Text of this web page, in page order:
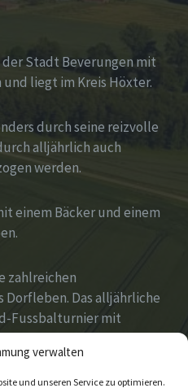
verwalten
und unseren Service zu optimieren.
Stadt Beverungen mit
und liegt im Kreis Höxter.
durch seine reizvolle
alljährlich auch
werden.
einem Bäcker und einem
zahlreichen
Dorfleben. Das alljährliche
Fussbalturnier mit
ganz Deutschland
des Jahres.